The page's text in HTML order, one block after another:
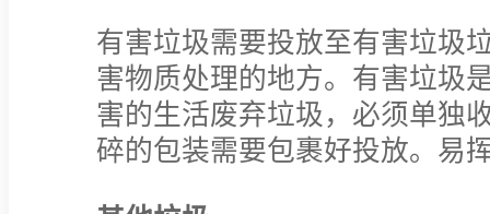
有害垃圾需要投放至有害垃圾
害物质处理的地方。有害垃圾
害的生活废弃垃圾，必须单独
碎的包装需要包裹好投放。易